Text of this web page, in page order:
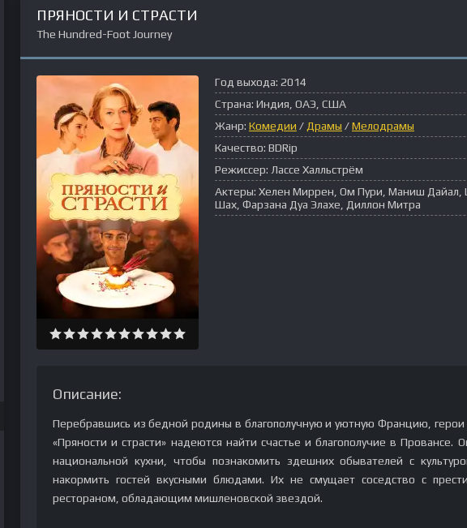
ПРЯНОСТИ И СТРАСТИ
The Hundred-Foot Journey
Год выхода: 2014
Страна: Индия, ОАЭ, США
Жанр: Комедии / Драмы /Мелодрамы
Качество: BDRip
Режиссер: Лассе Халльстрём
Актеры: Хелен Миррен, Ом Пури, Маниш Дайал,
Шах, Фарзана Дуа Элахе, Диллон Митра
Описание:
Перебравшись из бедной родины в благополучную и уютную Францию, герои
«Пряности и страсти» надеются найти счастье и благополучие в Провансе.
национальной кухни, чтобы познакомить здешних обывателей с
накормить гостей вкусными блюдами. Их не смущает соседство с
рестораном, обладающим мишленовской звездой.